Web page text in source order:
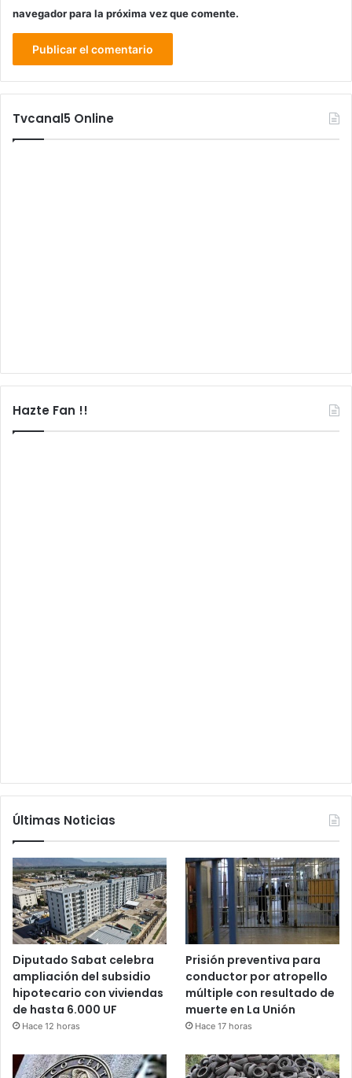
navegador para la próxima vez que comente.
Tvcanal5 Online
Hazte Fan !!
Últimas Noticias
Diputado Sabat celebra
ampliación del subsidio
hipotecario con viviendas
de hasta 6.000 UF
Hace 12 horas
Prisión preventiva para
conductor por atropello
múltiple con resultado de
muerte en La Unión
Hace 17 horas